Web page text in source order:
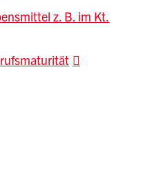
z. B. im Kt.